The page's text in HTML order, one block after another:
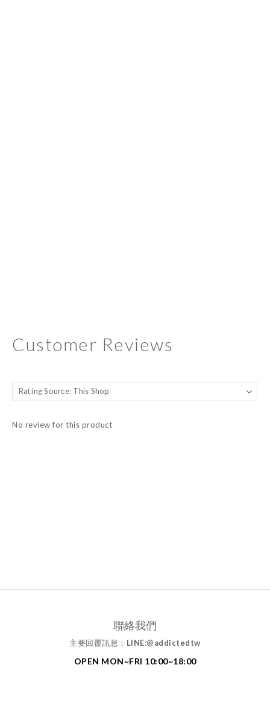
Customer Reviews
No review for this product
聯絡我們
主要回覆訊息： LINE:@addictedtw
OPEN MON~FRI 10:00~18:00